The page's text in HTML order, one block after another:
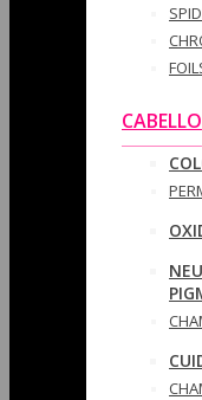
CABELLO